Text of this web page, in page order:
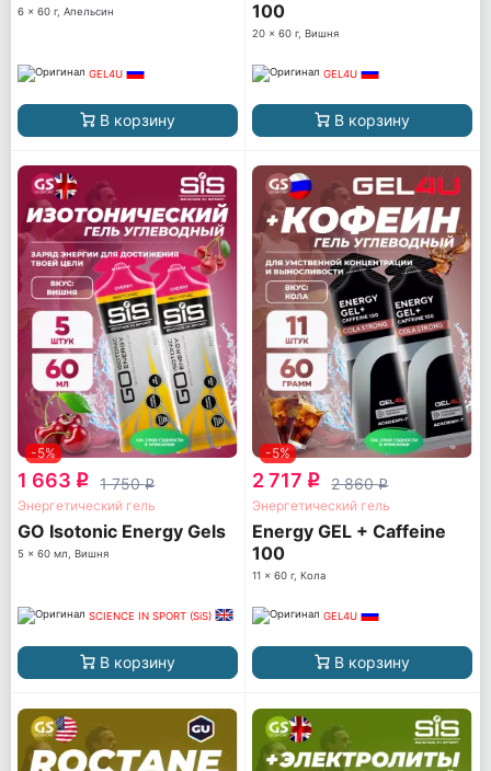
6 x 60 г, Апельсин
GEL4U
В корзину
100
20 x 60 г, Вишня
GEL4U
В корзину
-5%
1 663 q 1 750q
Энергетический гель
GO Isotonic Energy Gels
5 x 60 мл, Вишня
SCIENCE IN SPORT (SiS)
В корзину
-5%
2 717 q 2 860q
Энергетический гель
Energy GEL + Caffeine
100
11 x 60 г, Кола
GEL4U
В корзину